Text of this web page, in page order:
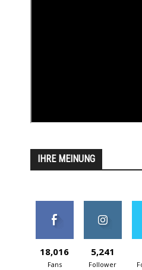
IHRE MEINUNG
18,016
Fans
5,241
Follower